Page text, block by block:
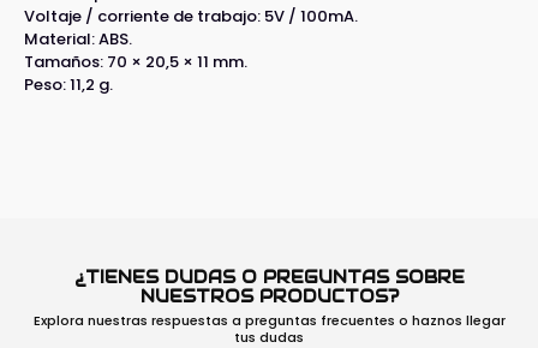
Voltaje / corriente de trabajo: 5V / 100mA.
Material: ABS.
Tamaños: 70 × 20,5 × 11 mm.
Peso: 11,2 g.
¿TIENES DUDAS O PREGUNTAS SOBRE
NUESTROS PRODUCTOS?
Explora nuestras respuestas a preguntas frecuentes o haznos llegar
tus dudas